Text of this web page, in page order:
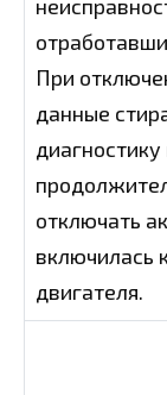
При
данные
отключать
включилась
двигателя.